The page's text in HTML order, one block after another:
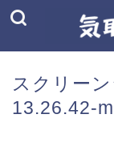
スクリー
13.26.42-